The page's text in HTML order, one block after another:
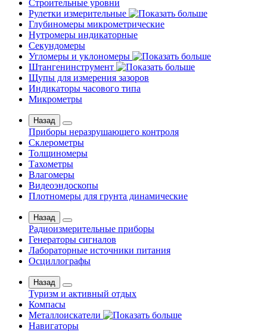
Строительные уровни
Рулетки измерительные
Глубиномеры микрометрические
Нутромеры индикаторные
Секундомеры
Угломеры и уклономеры
Штангенинструмент
Щупы для измерения зазоров
Индикаторы часового типа
Микрометры
Назад
Приборы неразрушающего контроля
Склерометры
Толщиномеры
Тахометры
Влагомеры
Видеоэндоскопы
Плотномеры для грунта динамические
Назад
Радиоизмерительные приборы
Генераторы сигналов
Лабораторные источники питания
Осциллографы
Назад
Туризм и активный отдых
Компасы
Металлоискатели
Навигаторы